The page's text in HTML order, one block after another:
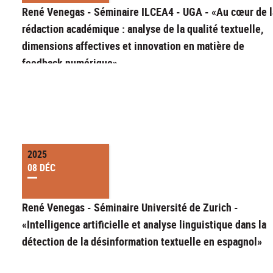
René Venegas - Séminaire ILCEA4 - UGA - «Au cœur de
rédaction académique : analyse de la qualité textuelle,
dimensions affectives et innovation en matière de
feedback numérique»
2025
08 DÉC
René Venegas - Séminaire Université de Zurich -
«Intelligence artificielle et analyse linguistique dans la
détection de la désinformation textuelle en espagnol»